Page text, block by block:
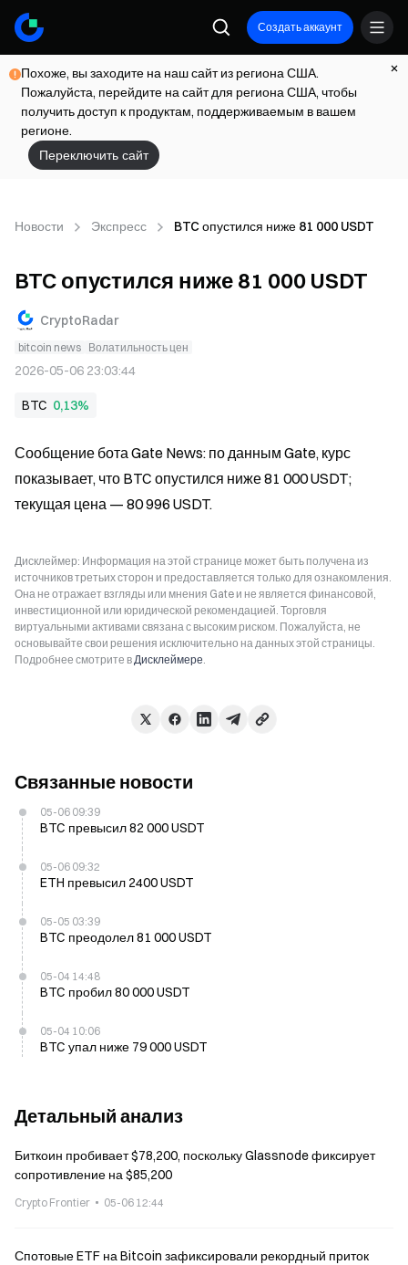
Создать аккаунт
Похоже, вы заходите на наш сайт из региона США.
Пожалуйста, перейдите на сайт для региона США, чтобы
получить доступ к продуктам, поддерживаемым в вашем
регионе.
Переключить сайт
Новости Экспресс BTC опустился ниже 81 000 USDT
BTC опустился ниже 81 000 USDT
CryptoRadar
bitcoin news Волатильность цен
2026-05-06 23:03:44
BTC 0,13%
Сообщение бота Gate News: по данным Gate, курс
показывает, что BTC опустился ниже 81 000 USDT;
текущая цена — 80 996 USDT.
Дисклеймер: Информация на этой странице может быть получена из
источников третьих сторон и предоставляется только для ознакомления.
Она не отражает взгляды или мнения Gate и не является финансовой,
инвестиционной или юридической рекомендацией. Торговля
виртуальными активами связана с высоким риском. Пожалуйста, не
основывайте свои решения исключительно на данных этой страницы.
Подробнее смотрите вДисклеймере.
Связанные новости
05-06 09:39
BTC превысил 82 000 USDT
05-06 09:32
ETH превысил 2400 USDT
05-05 03:39
BTC преодолел 81 000 USDT
05-04 14:48
BTC пробил 80 000 USDT
05-04 10:06
BTC упал ниже 79 000 USDT
Детальный анализ
Биткоин пробивает $78,200, поскольку Glassnode фиксирует
сопротивление на $85,200
Crypto Frontier 05-06 12:44
Спотовые ETF на Bitcoin зафиксировали рекордный приток